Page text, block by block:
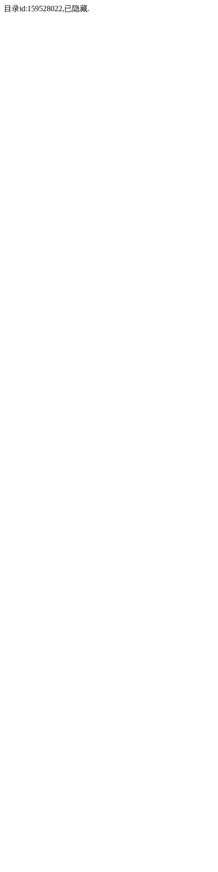
目录id:159528022,已隐藏.